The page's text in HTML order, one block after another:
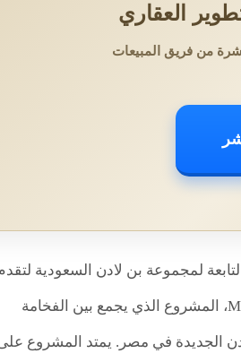
العقاري
من فريق المبيعات
لمجموعة بن لادن السعودية
تحفتها الجديدة داخل قلب زايد الحديثة بإطلاق كمبوند مارفيل نيو زايد Mar Ville New Zayed، المشروع الذي يجمع بين الفخامة
الجديدة في مصر. يمتد المشروع